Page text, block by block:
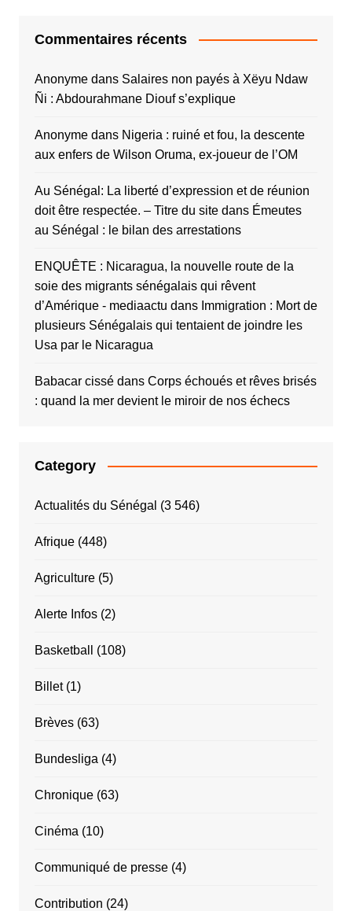
Commentaires récents
Anonymedans Salaires non payés à Xëyu Ndaw
Ñi : Abdourahmane Diouf s’explique
Anonymedans Nigeria : ruiné et fou, la descente
aux enfers de Wilson Oruma, ex-joueur de l’OM
Au Sénégal: La liberté d’expression et de réunion
doit être respectée. – Titre du sitedans Émeutes
au Sénégal : le bilan des arrestations
ENQUÊTE : Nicaragua, la nouvelle route de la
soie des migrants sénégalais qui rêvent
d’Amérique - mediaactu dans Immigration : Mort de
plusieurs Sénégalais qui tentaient de joindre les
Usa par le Nicaragua
Babacar cissédans Corps échoués et rêves brisés
: quand la mer devient le miroir de nos échecs
Category
Actualités du Sénégal (3 546)
Afrique(448)
Agriculture(5)
Alerte Infos(2)
Basketball (108)
Billet(1)
Brèves(63)
Bundesliga (4)
Chronique(63)
Cinéma (10)
Communiqué de presse(4)
Contribution (24)